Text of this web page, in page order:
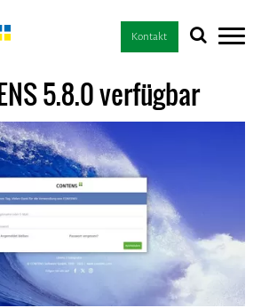
Kontakt
5.8.0 verfügbar